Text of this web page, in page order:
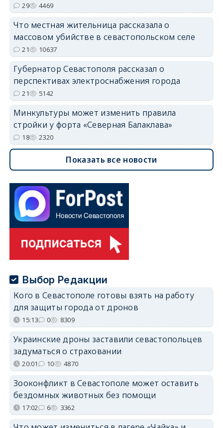
29 4469
Что местная жительница рассказала о
массовом убийстве в севастопольском селе
21 10637
Губернатор Севастополя рассказал о
перспективах электроснабжения города
21 5142
Минкультуры может изменить правила
стройки у форта «Северная Балаклава»
18 2320
Показать все новости
Выбор Редакции
Кого в Севастополе готовы взять на работу
для защиты города от дронов
15:13 0 8309
Украинские дроны заставили севастопольцев
задуматься о страховании
20:01 10 4870
Зооконфликт в Севастополе может оставить
бездомных животных без помощи
17:02 6 3362